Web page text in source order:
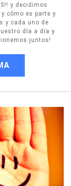
y decidimos
cómo es parte y
y cada uno de
día a día y
juntos!